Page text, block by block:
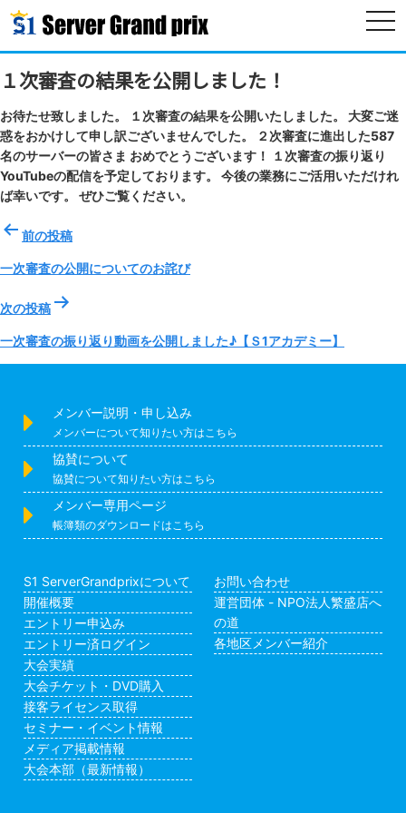
１次審査の結果を公開しました！
お待たせ致しました。 １次審査の結果を公開いたしました。 大変ご迷
惑をおかけして申し訳ございませんでした。 ２次審査に進出した587
名のサーバーの皆さま おめでとうございます！ １次審査の振り返り
YouTubeの配信を予定しております。 今後の業務にご活用いただけれ
ば幸いです。 ぜひご覧ください。
投
ナ
ゲ
シ
ョ
前の投稿
一次審査の公開についてのお詫び
次の投稿
一次審査の振り返り動画を公開しました♪【Ｓ1アカデミー】
メンバー説明・申し込み
メンバーについて知りたい方はこちら
協賛について
協賛について知りたい方はこちら
メンバー専用ページ
帳簿類のダウンロードはこちら
S1 ServerGrandprixについて
開催概要
エントリー申込み
エントリー済ログイン
大会実績
大会チケット・DVD購入
接客ライセンス取得
セミナー・イベント情報
メディア掲載情報
大会本部（最新情報）
お問い合わせ
運営団体 - NPO法人繁盛店へ
の道
各地区メンバー紹介